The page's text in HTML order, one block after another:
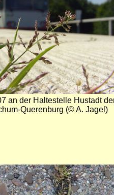
an der Haltestelle Hustadt
Querenburg (© A. Jagel)